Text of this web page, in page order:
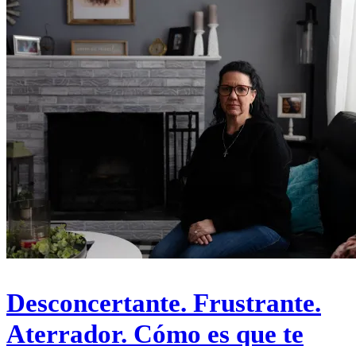
Desconcertante. Frustrante.
Aterrador. Cómo es que te